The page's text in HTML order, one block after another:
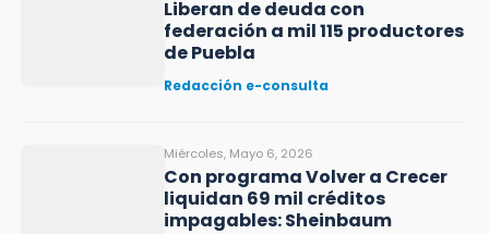
Liberan de deuda con
federación a mil 115 productores
de Puebla
Redacción e-consulta
Miércoles, Mayo 6, 2026
Con programa Volver a Crecer
liquidan 69 mil créditos
impagables: Sheinbaum